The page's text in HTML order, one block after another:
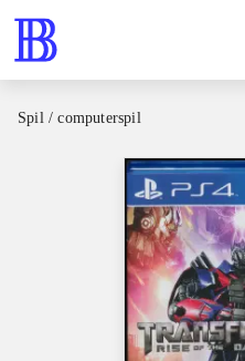
Spil / computerspil